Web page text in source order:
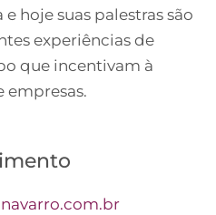
hoje suas palestras são
experiências de
que incentivam à
empresas.